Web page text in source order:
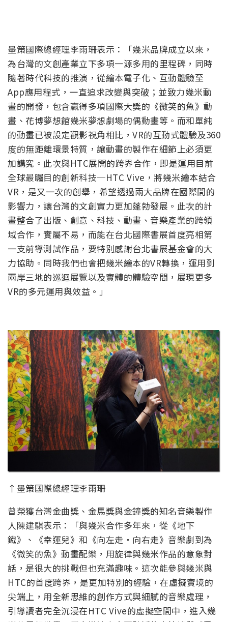
墨策國際總經理李雨珊表示：「幾米品牌成立以來，
為台灣的文創產業立下多項一源多用的里程碑，同時
隨著時代科技的推演，從繪本電子化、互動體驗至
App應用程式，一直追求改變與突破；並致力幾米動
畫的開發，包含贏得多項國際大獎的《微笑的魚》動
畫、花博夢想館幾米夢想劇場的偶動畫等。而和單純
的動畫已被設定觀影視角相比，VR的互動式體驗及360
度的無距離環景特質，讓動畫的製作在細節上必須更
加講究。此次與HTC展開的跨界合作，即是運用目前
全球最矚目的創新科技─HTC Vive，將幾米繪本結合
VR，是又一次的創舉，希望透過兩大品牌在國際間的
影響力，讓台灣的文創實力更加蓬勃發展。此次的計
畫整合了出版、創意、科技、動畫、音樂產業的跨領
域合作，實屬不易，而能在台北國際書展首度亮相第
一支前導測試作品，要特別感謝台北書展基金會的大
力協助。同時我們也會把幾米繪本的VR轉換，運用到
兩岸三地的巡迴展覽以及實體的體驗空間，展現更多
VR的多元運用與效益。」
↑墨策國際總經理李雨珊
曾榮獲台灣金曲獎、金馬獎與金鐘獎的知名音樂製作
人陳建騏表示：「與幾米合作多年來，從《地下
鐵》、《幸運兒》和《向左走・向右走》音樂劇到為
《微笑的魚》動畫配樂，用旋律與幾米作品的意象對
話，是很大的挑戰但也充滿趣味。這次能參與幾米與
HTC的首度跨界，是更加特別的經驗，在虛擬實境的
尖端上，用全新思維的創作方式與細膩的音樂處理，
引導讀者完全沉浸在HTC Vive的虛擬空間中，進入幾